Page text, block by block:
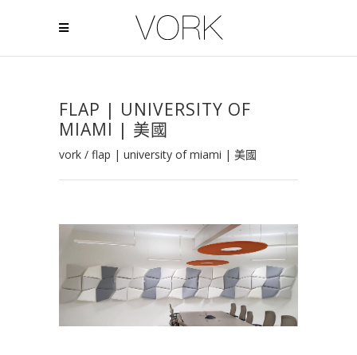
FLAP | UNIVERSITY OF
MIAMI | 美國
vork / flap | university of miami | 美國